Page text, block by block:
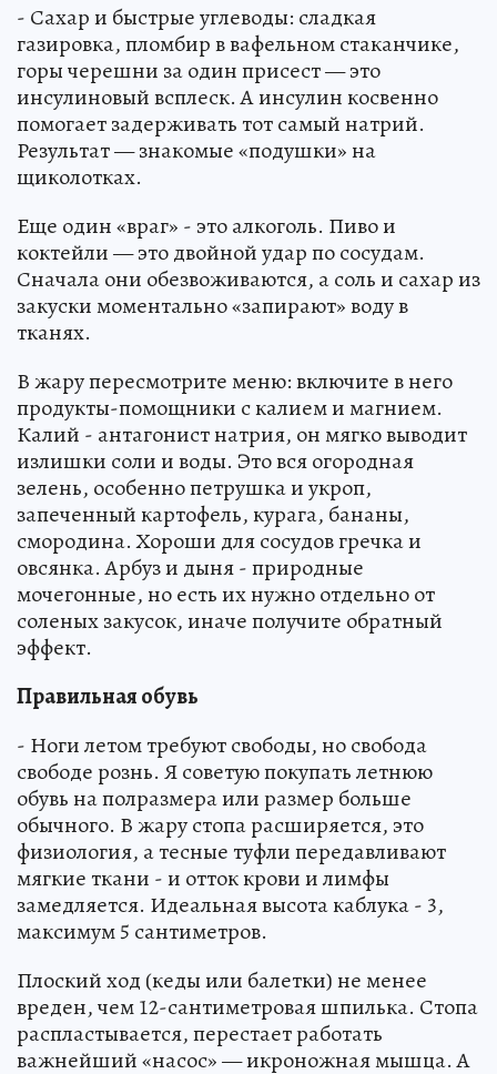
- Сахар и быстрые углеводы: сладкая
газировка, пломбир в вафельном стаканчике,
горы черешни за один присест — это
инсулиновый всплеск. А инсулин косвенно
помогает задерживать тот самый натрий.
Результат — знакомые «подушки» на
щиколотках.
Еще один «враг» - это алкоголь. Пиво и
коктейли — это двойной удар по сосудам.
Сначала они обезвоживаются, а соль и сахар из
закуски моментально «запирают» воду в
тканях.
В жару пересмотрите меню: включите в него
продукты-помощники с калием и магнием.
Калий - антагонист натрия, он мягко выводит
излишки соли и воды. Это вся огородная
зелень, особенно петрушка и укроп,
запеченный картофель, курага, бананы,
смородина. Хороши для сосудов гречка и
овсянка. Арбуз и дыня - природные
мочегонные, но есть их нужно отдельно от
соленых закусок, иначе получите обратный
эффект.
Правильная обувь
- Ноги летом требуют свободы, но свобода
свободе рознь. Я советую покупать летнюю
обувь на полразмера или размер больше
обычного. В жару стопа расширяется, это
физиология, а тесные туфли передавливают
мягкие ткани - и отток крови и лимфы
замедляется. Идеальная высота каблука - 3,
максимум 5 сантиметров.
Плоский ход (кеды или балетки) не менее
вреден, чем 12-сантиметровая шпилька. Стопа
распластывается, перестает работать
важнейший «насос» — икроножная мышца. А